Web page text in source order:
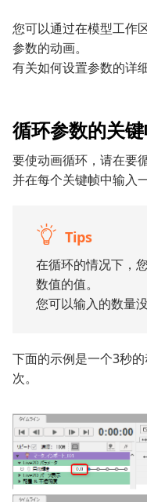
您可以通过在模型工作
参数的动画。
有关如何设置参数的详
循环参数的关
要使动画循环，请在要
并在每个关键帧中输入
Tips
在循环的情况下，
数值的值。
您可以输入的数量没
下面的示例是一个3秒
次。